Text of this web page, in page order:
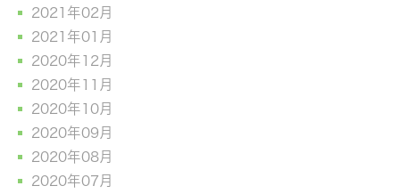
2021年02月
2021年01月
2020年12月
2020年11月
2020年10月
2020年09月
2020年08月
2020年07月